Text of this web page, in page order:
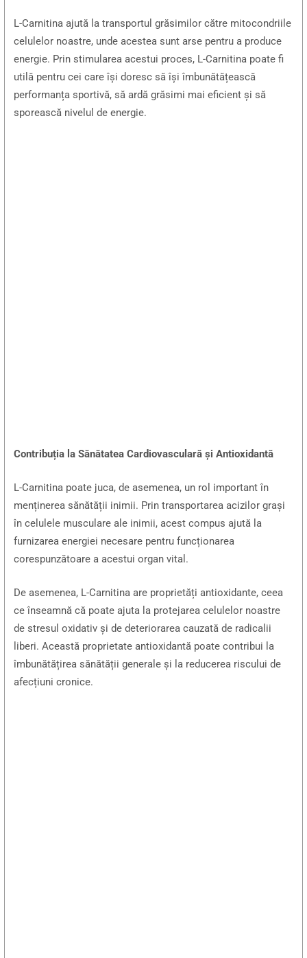
L-Carnitina ajută la transportul grăsimilor către mitocondriile
celulelor noastre, unde acestea sunt arse pentru a produce
energie. Prin stimularea acestui proces, L-Carnitina poate fi
utilă pentru cei care își doresc să își îmbunătățească
performanța sportivă, să ardă grăsimi mai eficient și să
sporească nivelul de energie.
Contribuția la Sănătatea Cardiovasculară și Antioxidantă
L-Carnitina poate juca, de asemenea, un rol important în
menținerea sănătății inimii. Prin transportarea acizilor grași
în celulele musculare ale inimii, acest compus ajută la
furnizarea energiei necesare pentru funcționarea
corespunzătoare a acestui organ vital.
De asemenea, L-Carnitina are proprietăți antioxidante, ceea
ce înseamnă că poate ajuta la protejarea celulelor noastre
de stresul oxidativ și de deteriorarea cauzată de radicalii
liberi. Această proprietate antioxidantă poate contribui la
îmbunătățirea sănătății generale și la reducerea riscului de
afecțiuni cronice.